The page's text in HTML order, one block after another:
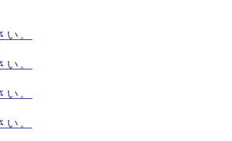
。
。
。
。